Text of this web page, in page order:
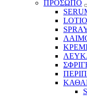
ΠΡΟΣΩΠΟ